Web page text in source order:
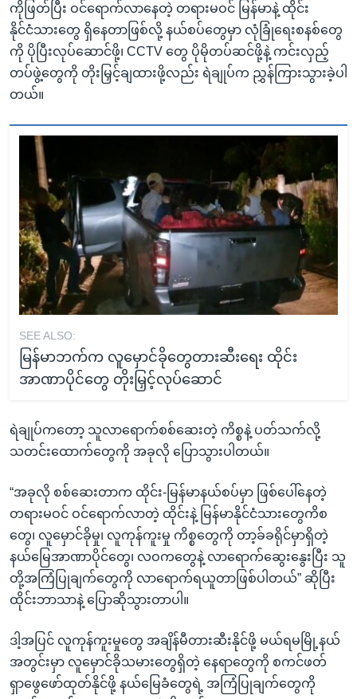
ကိုဖြတ်ပြီး ဝင်ရောက်လာနေတဲ့ တရားမဝင် မြန်မာနဲ့ ထိုင်း
နိုင်ငံသားတွေ ရှိနေတာဖြစ်လို့ နယ်စပ်တွေမှာ လုံခြုံရေးစနစ်တွေ
ကို ပိုပြီးလုပ်ဆောင်ဖို့၊ CCTV တွေ ပိုမိုတပ်ဆင်ဖို့နဲ့ ကင်းလှည့်
တပ်ဖွဲ့တွေကို တိုးမြှင့်ချထားဖို့လည်း ရဲချုပ်က ညွှန်ကြားသွားခဲ့ပါ
တယ်။
SEE ALSO:
မြန်မာဘက်က လူမှောင်ခိုတွေတားဆီးရေး ထိုင်း
အာဏာပိုင်တွေ တိုးမြှင့်လုပ်ဆောင်
ရဲချုပ်ကတော့ သူလာရောက်စစ်ဆေးတဲ့ ကိစ္စနဲ့ ပတ်သက်လို့
သတင်းထောက်တွေကို အခုလို ပြောသွားပါတယ်။
“အခုလို စစ်ဆေးတာက ထိုင်း-မြန်မာနယ်စပ်မှာ ဖြစ်ပေါ်နေတဲ့
တရားမဝင် ဝင်ရောက်လာတဲ့ ထိုင်းနဲ့ မြန်မာနိုင်ငံသားတွေကိစ
တွေ၊ လူမှောင်ခိုမှု၊ လူကုန်ကူးမှု ကိစ္စတွေကို တာ့ခ်ခရိုင်မှာရှိတဲ့
နယ်မြေအာဏာပိုင်တွေ၊ လဝကတွေနဲ့ လာရောက်ဆွေးနွေးပြီး သူ
တို့အကြံပြုချက်တွေကို လာရောက်ရယူတာဖြစ်ပါတယ်” ဆိုပြီး
ထိုင်းဘာသာနဲ့ ပြောဆိုသွားတာပါ။
ဒါ့အပြင် လူကုန်ကူးမှုတွေ အချိန်မီတားဆီးနိုင်ဖို့ မယ်ရမမြို့နယ်
အတွင်းမှာ လူမှောင်ခိုသမားတွေရှိတဲ့ နေရာတွေကို စကင်ဖတ်
ရှာဖွေဖော်ထုတ်နိုင်ဖို့ နယ်မြေခံတွေရဲ့ အကြံပြုချက်တွေကို